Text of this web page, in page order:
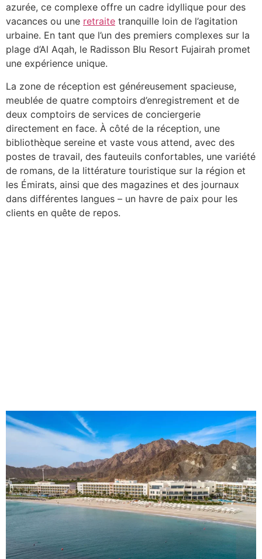
azurée, ce complexe offre un cadre idyllique pour des
vacances ou une retraite tranquille loin de l’agitation
urbaine. En tant que l’un des premiers complexes sur la
plage d’Al Aqah, le Radisson Blu Resort Fujairah promet
une expérience unique.
La zone de réception est généreusement spacieuse,
meublée de quatre comptoirs d’enregistrement et de
deux comptoirs de services de conciergerie
directement en face. À côté de la réception, une
bibliothèque sereine et vaste vous attend, avec des
postes de travail, des fauteuils confortables, une variété
de romans, de la littérature touristique sur la région et
les Émirats, ainsi que des magazines et des journaux
dans différentes langues – un havre de paix pour les
clients en quête de repos.